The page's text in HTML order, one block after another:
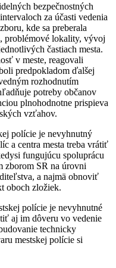
bezpečnostných
za účasti vedenia
kde sa preberala
problémové lokality, vývoj
častiach mesta.
v meste, reagovali
predpokladom ďalšej
rozhodnutím
potreby občanov
plnohodnotne prispieva
vzťahov.
polície je nevyhnutný
a centra mesta treba vrátiť
fungujúcu spoluprácu
zborom SR na úrovni
a najmä obnoviť
oboch zložiek.
polície je nevyhnutné
aj im dôveru vo vedenie
technicky
mestskej polície si